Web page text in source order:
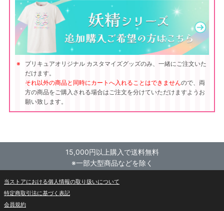
プリキュアオリジナル カスタマイズグッズのみ、一緒にご注文いた
だけます。
それ以外の商品と同時にカートへ入れることはできませんので、両
方の商品をご購入される場合はご注文を分けていただけますようお
願い致します。
15,000円以上購入で送料無料
※一部大型商品などを除く
当ストアにおける個人情報の取り扱いについて
特定商取引法に基づく表記
会員規約